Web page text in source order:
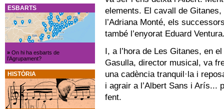
elements. El cavall de
l’Adriana Monté, els
també l’enyorat Eduard
I, a l’hora de Les Gitanes, en
Gasulla, director musical, va
una cadència tranquil·la i
i agrair a l’Albert Sans i Arís...
fent.
ESBARTS
»On hi ha esbarts de
l’Agrupament?
HISTÒRIA